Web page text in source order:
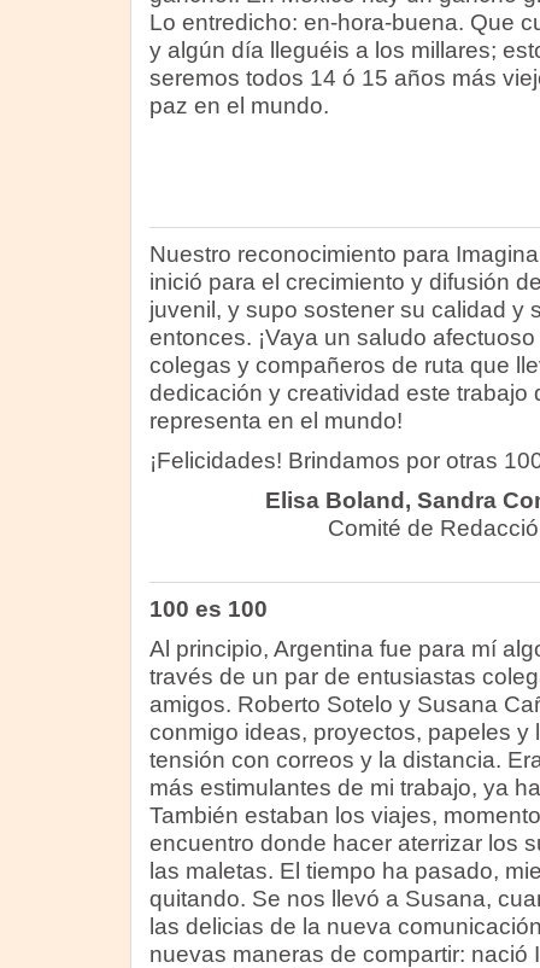
Lo entredicho: en-hora-buena. Que
y algún día lleguéis a los millares;
seremos todos 14 ó 15 años más
paz en el mundo.
Nuestro reconocimiento para
inició para el crecimiento y difusión
juvenil, y supo sostener su calidad y
entonces. ¡Vaya un saludo
colegas y compañeros de ruta que
dedicación y creatividad este trabajo
representa en el mundo!
¡Felicidades! Brindamos por otras
Elisa Boland, Sandra
Comité de
100 es 100
Al principio, Argentina fue para mí
través de un par de entusiastas
amigos. Roberto Sotelo y Susana
conmigo ideas, proyectos, papeles y
tensión con correos y la distancia.
más estimulantes de mi trabajo, ya
También estaban los viajes,
encuentro donde hacer aterrizar los
las maletas. El tiempo ha pasado,
quitando. Se nos llevó a Susana,
las delicias de la nueva
nuevas maneras de compartir: nació